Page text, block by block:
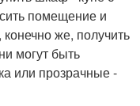
помещение и
же, получить
могут быть
или прозрачные -